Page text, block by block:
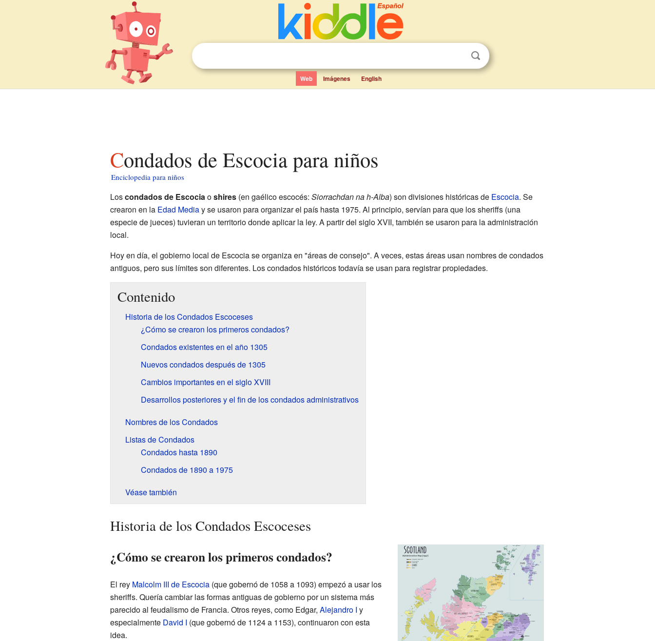
Web Imágenes English
Condados de Escocia para niños
Enciclopedia para niños
Loscondados de Escociaoshires(en gaélico escocés: Siorrachdan na h-Alba) son divisiones históricas de Escocia. Se
crearon en la Edad Mediay se usaron para organizar el país hasta 1975. Al principio, servían para que los sheriffs (una
especie de jueces) tuvieran un territorio donde aplicar la ley. A partir del siglo XVII, también se usaron para la administración
local.
Hoy en día, el gobierno local de Escocia se organiza en "áreas de consejo". A veces, estas áreas usan nombres de condados
antiguos, pero sus límites son diferentes. Los condados históricos todavía se usan para registrar propiedades.
Contenido
Historia de los Condados Escoceses
¿Cómo se crearon los primeros condados?
Condados existentes en el año 1305
Nuevos condados después de 1305
Cambios importantes en el siglo XVIII
Desarrollos posteriores y el fin de los condados administrativos
Nombres de los Condados
Listas de Condados
Condados hasta 1890
Condados de 1890 a 1975
Véase también
Historia de los Condados Escoceses
¿Cómo se crearon los primeros condados?
El rey Malcolm III de Escocia(que gobernó de 1058 a 1093) empezó a usar los
sheriffs. Quería cambiar las formas antiguas de gobierno por un sistema más
parecido al feudalismo de Francia. Otros reyes, como Edgar, Alejandro I y
especialmente David I (que gobernó de 1124 a 1153), continuaron con esta
idea.